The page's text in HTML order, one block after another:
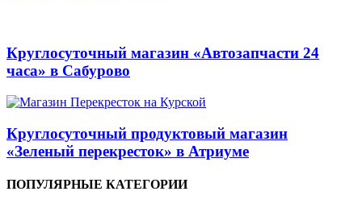
Круглосуточный магазин «Автозапчасти 24
часа» в Сабурово
Круглосуточный продуктовый магазин
«Зеленый перекресток» в Атриуме
ПОПУЛЯРНЫЕ КАТЕГОРИИ